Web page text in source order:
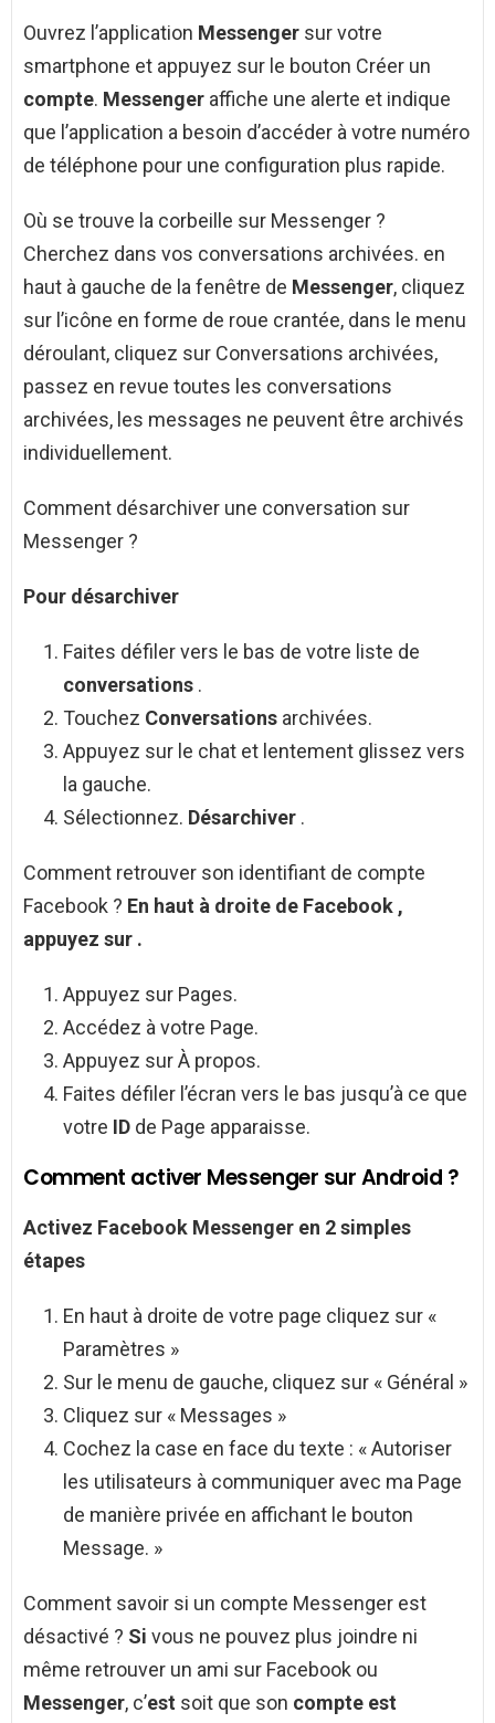
Ouvrez l’application Messenger sur votre
smartphone et appuyez sur le bouton Créer un
compte. Messenger affiche une alerte et indique
que l’application a besoin d’accéder à votre numéro
de téléphone pour une configuration plus rapide.
Où se trouve la corbeille sur Messenger ?
Cherchez dans vos conversations archivées. en
haut à gauche de la fenêtre de Messenger, cliquez
sur l’icône en forme de roue crantée, dans le menu
déroulant, cliquez sur Conversations archivées,
passez en revue toutes les conversations
archivées, les messages ne peuvent être archivés
individuellement.
Comment désarchiver une conversation sur
Messenger ?
Pour désarchiver
Faites défiler vers le bas de votre liste de
conversations .
Touchez Conversations archivées.
Appuyez sur le chat et lentement glissez vers
la gauche.
Sélectionnez. Désarchiver .
Comment retrouver son identifiant de compte
Facebook ? En haut à droite de Facebook ,
appuyez sur .
Appuyez sur Pages.
Accédez à votre Page.
Appuyez sur À propos.
Faites défiler l’écran vers le bas jusqu’à ce que
votre ID de Page apparaisse.
Comment activer Messenger sur Android ?
Activez Facebook Messenger en 2 simples
étapes
En haut à droite de votre page cliquez sur «
Paramètres »
Sur le menu de gauche, cliquez sur « Général »
Cliquez sur « Messages »
Cochez la case en face du texte : « Autoriser
les utilisateurs à communiquer avec ma Page
de manière privée en affichant le bouton
Message. »
Comment savoir si un compte Messenger est
désactivé ? Si vous ne pouvez plus joindre ni
même retrouver un ami sur Facebook ou
Messenger, c’est soit que son compte est